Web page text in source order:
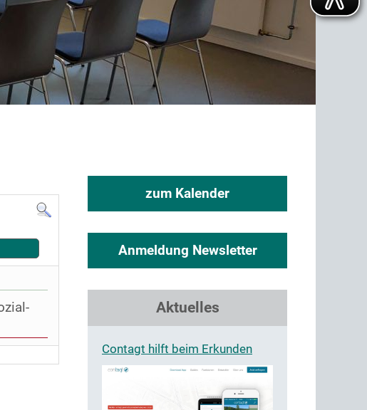
zum Kalender
Anmeldung Newsletter
Aktuelles
Contagt hilft beim Erkunden